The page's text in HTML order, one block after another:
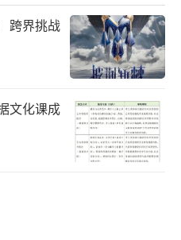
专业人士，来完成一
“香港电影实在有太
道不尽的，如果我们
等等，每个类型都有
型的短片来呈现香港
跨界挑战
文化课成